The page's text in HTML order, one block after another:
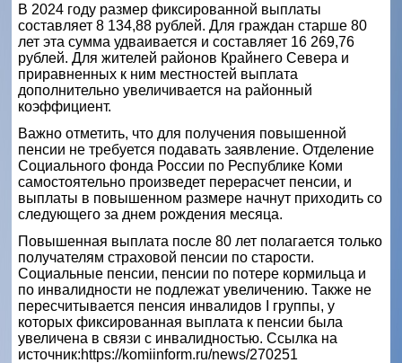
В 2024 году размер фиксированной выплаты
составляет 8 134,88 рублей. Для граждан старше 80
лет эта сумма удваивается и составляет 16 269,76
рублей. Для жителей районов Крайнего Севера и
приравненных к ним местностей выплата
дополнительно увеличивается на районный
коэффициент.
Важно отметить, что для получения повышенной
пенсии не требуется подавать заявление. Отделение
Социального фонда России по Республике Коми
самостоятельно произведет перерасчет пенсии, и
выплаты в повышенном размере начнут приходить со
следующего за днем рождения месяца.
Повышенная выплата после 80 лет полагается только
получателям страховой пенсии по старости.
Социальные пенсии, пенсии по потере кормильца и
по инвалидности не подлежат увеличению. Также не
пересчитывается пенсия инвалидов I группы, у
которых фиксированная выплата к пенсии была
увеличена в связи с инвалидностью. Ссылка на
источник:https://komiinform.ru/news/270251